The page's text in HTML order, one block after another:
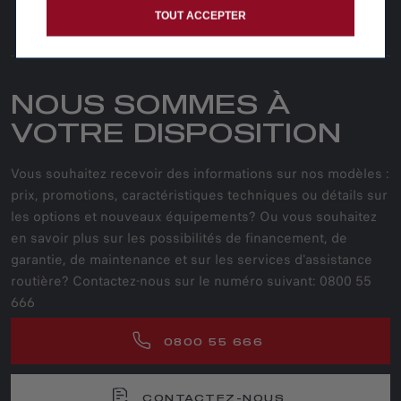
NOUS SOMMES À
VOTRE DISPOSITION
Vous souhaitez recevoir des informations sur nos modèles :
prix, promotions, caractéristiques techniques ou détails sur
les options et nouveaux équipements? Ou vous souhaitez
en savoir plus sur les possibilités de financement, de
garantie, de maintenance et sur les services d'assistance
routière? Contactez-nous sur le numéro suivant: 0800 55
666
0800 55 666
CONTACTEZ-NOUS
TOUT ACCEPTER